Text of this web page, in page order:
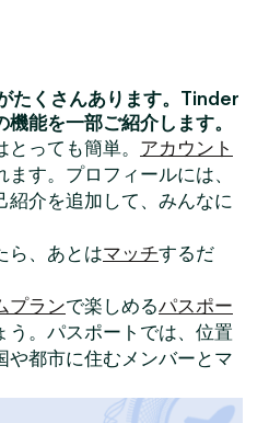
たくさんあります。Tinder
能を一部ご紹介します。
っても簡単。 アカウント
す。プロフィールには、
紹介を追加して、みんなに
ら、あとはマッチするだ
プランで楽しめるパスポー
う。パスポートでは、位置
や都市に住むメンバーとマ